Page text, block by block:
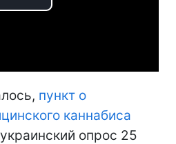
Play
пункт о
каннабиса
опрос 25